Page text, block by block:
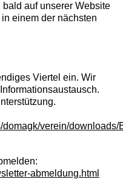
auf unserer Website
einem der nächsten
Viertel ein. Wir
verein/downloads/
abmeldung.html